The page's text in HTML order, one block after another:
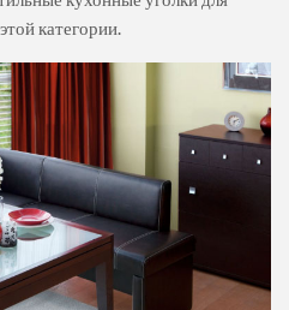
категории.